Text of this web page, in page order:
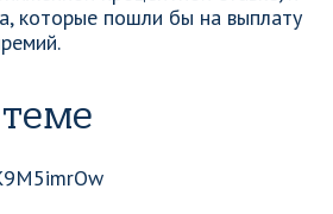
которые пошли бы на выплату